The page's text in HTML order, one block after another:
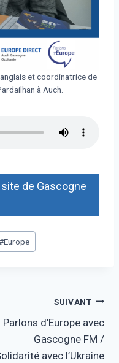
et coordinatrice de
à Auch.
de Gascogne
Europe
SUIVANT
Parlons d’Europe avec
Gascogne FM /
avec l’Ukraine